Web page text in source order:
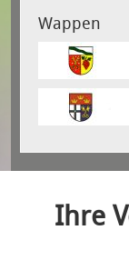
Wappen
Ihre